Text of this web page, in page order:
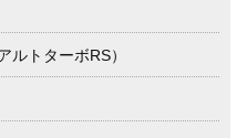
ルトターボRS）